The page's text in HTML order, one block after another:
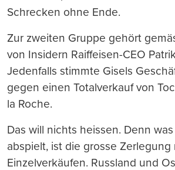
Schrecken ohne Ende.
Zur zweiten Gruppe gehört
von Insidern Raiffeisen-CEO
Jedenfalls stimmte Gisels
gegen einen Totalverkauf von
la Roche.
Das will nichts heissen. Denn
abspielt, ist die grosse Zerlegung
Einzelverkäufen. Russland und